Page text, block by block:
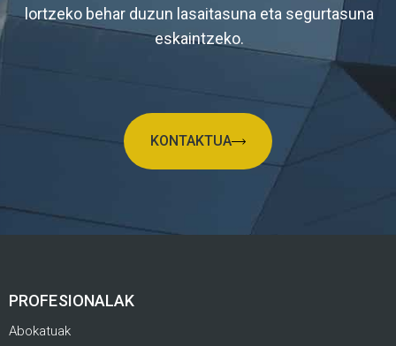
lortzeko behar duzun lasaitasuna eta segurtasuna
eskaintzeko.
KONTAKTUA
PROFESIONALAK
Abokatuak